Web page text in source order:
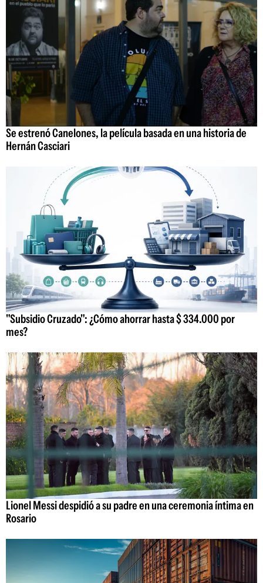
Se estrenó Canelones, la película basada en una historia de
Hernán Casciari
"Subsidio Cruzado": ¿Cómo ahorrar hasta $ 334.000 por
mes?
Lionel Messi despidió a su padre en una ceremonia íntima en
Rosario